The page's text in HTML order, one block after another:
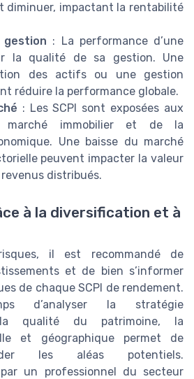
diminuer, impactant la rentabilité
: La performance d’une
la qualité de sa gestion. Une
des actifs ou une gestion
réduire la performance globale.
: Les SCPI sont exposées aux
marché immobilier et de la
Une baisse du marché
peuvent impacter la valeur
distribués.
à la diversification et à
il est recommandé de
et de bien s’informer
de chaque SCPI de rendement.
d’analyser la stratégie
la qualité du patrimoine, la
et géographique permet de
les aléas potentiels.
par un professionnel du secteur